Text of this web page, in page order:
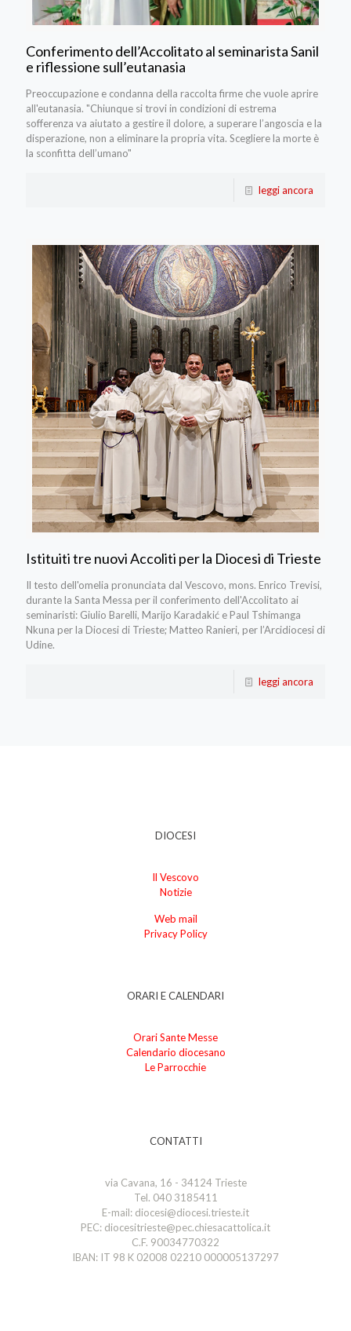
Conferimento dell’Accolitato al seminarista Sanil
e riflessione sull’eutanasia
Preoccupazione e condanna della raccolta firme che vuole aprire
all'eutanasia. "Chiunque si trovi in condizioni di estrema
sofferenza va aiutato a gestire il dolore, a superare l’angoscia e la
disperazione, non a eliminare la propria vita. Scegliere la morte è
la sconfitta dell’umano"
leggi ancora
Istituiti tre nuovi Accoliti per la Diocesi di Trieste
Il testo dell'omelia pronunciata dal Vescovo, mons. Enrico Trevisi,
durante la Santa Messa per il conferimento dell'Accolitato ai
seminaristi: Giulio Barelli, Marijo Karadakić e Paul Tshimanga
Nkuna per la Diocesi di Trieste; Matteo Ranieri, per l’Arcidiocesi di
Udine.
leggi ancora
DIOCESI
Il Vescovo
Notizie
Web mail
Privacy Policy
ORARI E CALENDARI
Orari Sante Messe
Calendario diocesano
Le Parrocchie
CONTATTI
via Cavana, 16 - 34124 Trieste
Tel. 040 3185411
E-mail: diocesi@diocesi.trieste.it
PEC: diocesitrieste@pec.chiesacattolica.it
C.F. 90034770322
IBAN: IT 98 K 02008 02210 000005137297